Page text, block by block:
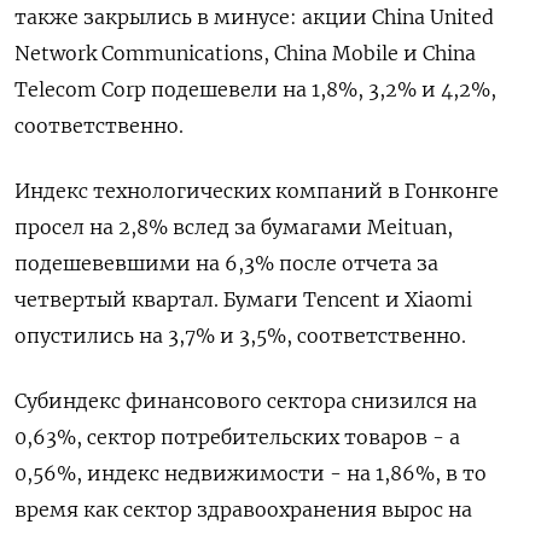
также закрылись в минусе: акции China United
Network Communications, China Mobile и China
Telecom Corp подешевели на 1,8%, 3,2% и 4,2%,
соответственно.
Индекс технологических компаний в Гонконге
просел на 2,8% вслед за бумагами Meituan,
подешевевшими на 6,3% после отчета за
четвертый квартал. Бумаги Tencent и Xiaomi
опустились на 3,7% и 3,5%, соответственно.
Субиндекс финансового сектора снизился на
0,63%, сектор потребительских товаров - а
0,56%, индекс недвижимости - на 1,86%​, в то
время как сектор здравоохранения вырос на